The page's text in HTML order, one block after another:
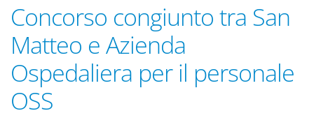
Concorso congiunto tra San
Matteo e Azienda
Ospedaliera per il personale
OSS